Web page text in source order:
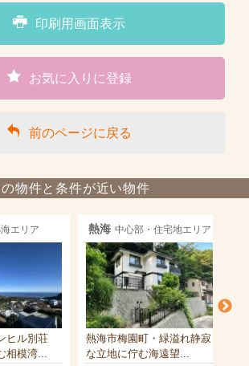
印刷用画面表示
お気に入りに登録
前のページに戻る
の物件と条件が近い物件
エリア
ヒル別荘
相模湾...
熱海 中心部・住宅地エリア
熱海市梅園町・緑溢れ静寂
な立地に佇む海遠望...